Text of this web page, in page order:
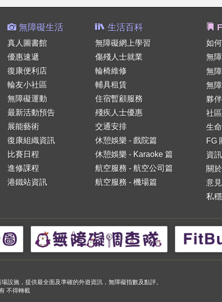
無障礙生活
真人圖書館
優惠速遞
復康便利店
輪友小社區
無障礙運動
最新活動預告
展能藝術
復康組織資訊
比賽日程
進修課程
港鐵站資訊
生活百科
無障礙網上學習
傷殘人士就業
輪椅維修
輔具租賃
住宿暫顧服務
殘疾人士優惠
交通安排
休憩娛樂 - 戲院篇
休憩娛樂 - Karaoke 篇
航空服務 - 航空公司篇
航空服務 - 機場篇
如
無
無
無
夥
社
生
FG
資
關
意
私
設施，提供最全面及準確的外遊資訊，無障礙指數及點評。
不得轉載